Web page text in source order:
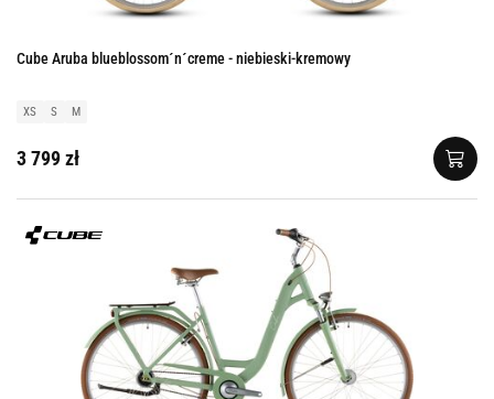
Cube Aruba blueblossom´n´creme - niebieski-kremowy
XS S M
3 799 zł